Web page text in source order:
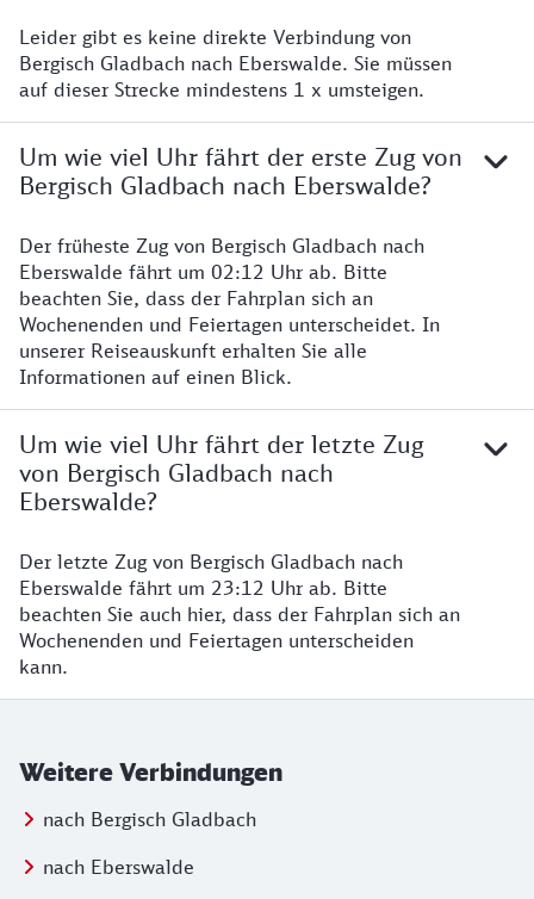
Leider gibt es keine direkte Verbindung von
Bergisch Gladbach nach Eberswalde. Sie müssen
auf dieser Strecke mindestens 1 x umsteigen.
Um wie viel Uhr fährt der erste Zug von
Bergisch Gladbach nach Eberswalde?
Der früheste Zug von Bergisch Gladbach nach
Eberswalde fährt um 02:12 Uhr ab. Bitte
beachten Sie, dass der Fahrplan sich an
Wochenenden und Feiertagen unterscheidet. In
unserer Reiseauskunft erhalten Sie alle
Informationen auf einen Blick.
Um wie viel Uhr fährt der letzte Zug
von Bergisch Gladbach nach
Eberswalde?
Der letzte Zug von Bergisch Gladbach nach
Eberswalde fährt um 23:12 Uhr ab. Bitte
beachten Sie auch hier, dass der Fahrplan sich an
Wochenenden und Feiertagen unterscheiden
kann.
Weitere Verbindungen
nach Bergisch Gladbach
nach Eberswalde